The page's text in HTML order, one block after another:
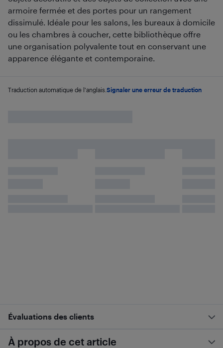
armoire fermée et des portes pour un rangement
dissimulé. Idéale pour les salons, les bureaux à domicile
ou les chambres à coucher, cette bibliothèque offre
une organisation polyvalente tout en conservant une
apparence élégante et contemporaine.
Traduction automatique de l'anglais. Signaler une erreur de traduction
Évaluations des clients
À propos de cet article